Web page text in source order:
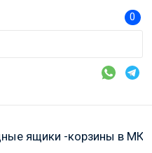
0
ящики -корзины в МК